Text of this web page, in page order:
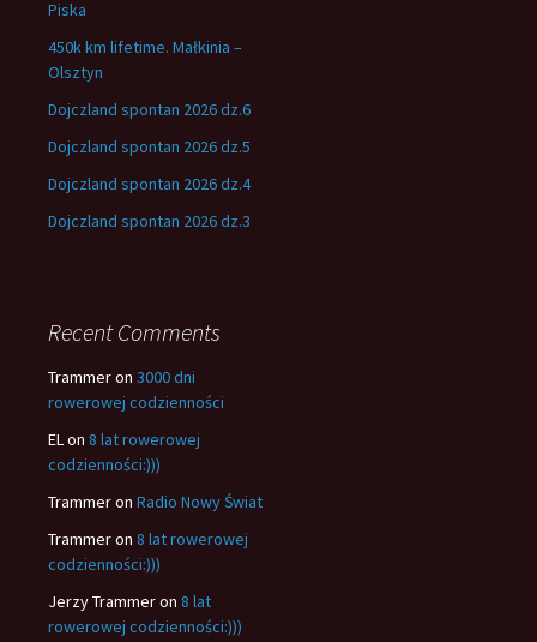
Piska
450k km lifetime. Małkinia –
Olsztyn
Dojczland spontan 2026 dz.6
Dojczland spontan 2026 dz.5
Dojczland spontan 2026 dz.4
Dojczland spontan 2026 dz.3
Recent Comments
Trammeron 3000 dni
rowerowej codzienności
ELon 8 lat rowerowej
codzienności:)))
Trammeron Radio Nowy Świat
Trammeron 8 lat rowerowej
codzienności:)))
Jerzy Trammeron 8 lat
rowerowej codzienności:)))